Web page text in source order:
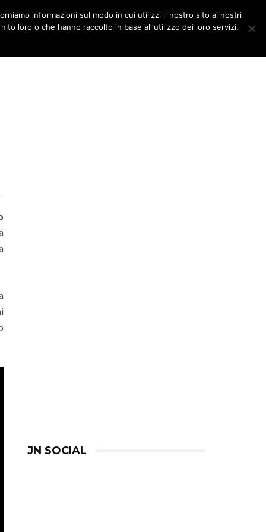
MULTIMEDIA
JN SOCIAL
informazioni sul modo in cui utilizzi il nostro sito ai nostri
loro o che hanno raccolto in base all'utilizzo dei loro servizi.